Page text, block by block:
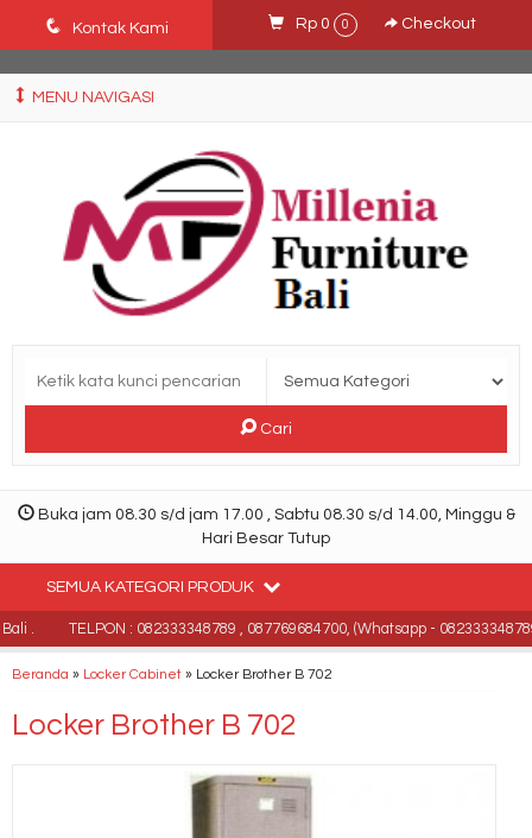
Ffn26mCseQzwzJTw3smpNE8Nti1cAw6hYZWaSDjvoqs
q Kontak Kami Rp 0 0 Checkout
MENU NAVIGASI
Cari
Buka jam 08.30 s/d jam 17.00 , Sabtu 08.30 s/d 14.00, Minggu &
Hari Besar Tutup
SEMUA KATEGORI PRODUK
. TELPON : 082333348789 , 087769684700, (Whatsapp -
Beranda » Locker Cabinet » Locker Brother B 702
Locker Brother B 702